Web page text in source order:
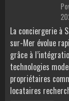
La conciergerie à
sur-Mer évolue
grâce à
technologies
propriétaires
locataires